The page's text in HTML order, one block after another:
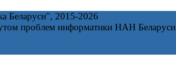
Беларуси", 2015-2026
проблем информатики НАН Беларуси